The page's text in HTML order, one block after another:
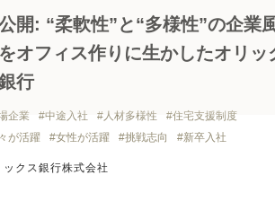
開: “柔軟性”と“多様性”の企業
オフィス作りに生かしたオリッ
行
企業 中途入社 人材多様性
住宅支援制度
が活躍
女性が活躍 挑戦志向 新卒入社
ックス銀行株式会社